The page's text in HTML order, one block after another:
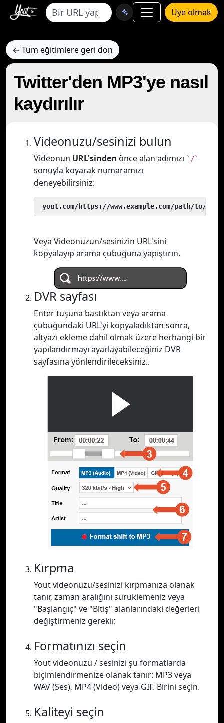
Üye olmak
← Tüm eğitimlere geri dön
Twitter'den MP3'ye nasıl
kaydırılır
Videonuzu/sesinizi bulun
Videonun URL'sinden önce alan adımızı `/`
sonuyla koyarak numaramızı
deneyebilirsiniz:
yout.com/https://www.example.com/path/to/
Veya Videonuzun/sesinizin URL'sini
kopyalayıp arama çubuğuna yapıştırın.
DVR sayfası
Enter tuşuna bastıktan veya arama
çubuğundaki URL'yi kopyaladıktan sonra,
altyazı ekleme dahil olmak üzere herhangi bir
yapılandırmayı ayarlayabileceğiniz DVR
sayfasına yönlendirileceksiniz..
Kırpma
Yout videonuzu/sesinizi kırpmanıza olanak
tanır, zaman aralığını sürüklemeniz veya
"Başlangıç" ve "Bitiş" alanlarındaki değerleri
değiştirmeniz gerekir.
Formatınızı seçin
Yout videonuzu / sesinizi şu formatlarda
biçimlendirmenize olanak tanır: MP3 veya
WAV (Ses), MP4 (Video) veya GIF. Birini seçin.
Kaliteyi seçin